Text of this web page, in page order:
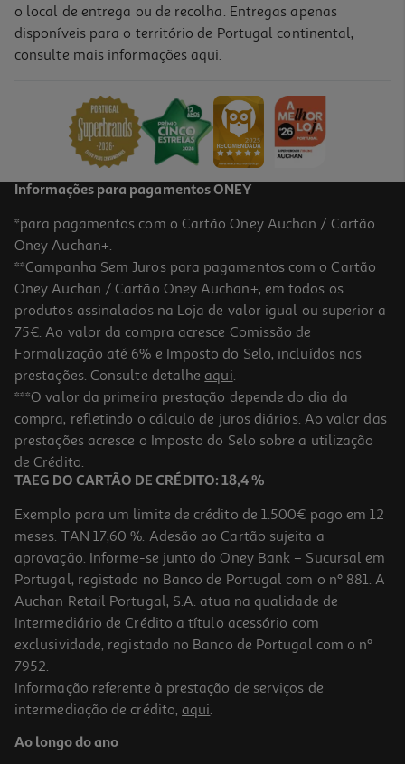
o local de entrega ou de recolha. Entregas apenas
disponíveis para o território de Portugal continental,
consulte mais informações aqui.
Informações para pagamentos ONEY
*para pagamentos com o Cartão Oney Auchan / Cartão
Oney Auchan+.
**Campanha Sem Juros para pagamentos com o Cartão
Oney Auchan / Cartão Oney Auchan+, em todos os
produtos assinalados na Loja de valor igual ou superior a
75€. Ao valor da compra acresce Comissão de
Formalização até 6% e Imposto do Selo, incluídos nas
prestações. Consulte detalhe aqui.
***O valor da primeira prestação depende do dia da
compra, refletindo o cálculo de juros diários. Ao valor das
prestações acresce o Imposto do Selo sobre a utilização
de Crédito.
TAEG DO CARTÃO DE CRÉDITO: 18,4 %
Exemplo para um limite de crédito de 1.500€ pago em 12
meses. TAN 17,60 %. Adesão ao Cartão sujeita a
aprovação. Informe-se junto do Oney Bank – Sucursal em
Portugal, registado no Banco de Portugal com o nº 881. A
Auchan Retail Portugal, S.A. atua na qualidade de
Intermediário de Crédito a título acessório com
exclusividade, registado no Banco de Portugal com o nº
7952.
Informação referente à prestação de serviços de
intermediação de crédito, aqui.
Ao longo do ano